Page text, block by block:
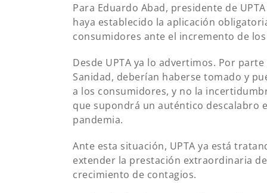
Para Eduardo Abad, presidente de
haya establecido la aplicación
consumidores ante el incremento de
Desde UPTA ya lo advertimos. Por
Sanidad, deberían haberse tomado y
a los consumidores, y no la
que supondrá un auténtico descalabro
pandemia.
Ante esta situación, UPTA ya está
extender la prestación extraordinaria
crecimiento de contagios.